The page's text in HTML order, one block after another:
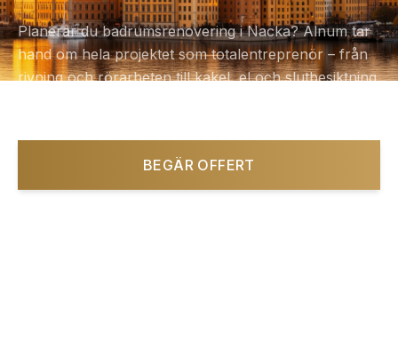
Planerar du badrumsrenovering i Nacka? Alnum tar
hand om hela projektet som totalentreprenör – från
rivning och rörarbeten till kakel, el och slutbesiktning.
BEGÄR OFFERT